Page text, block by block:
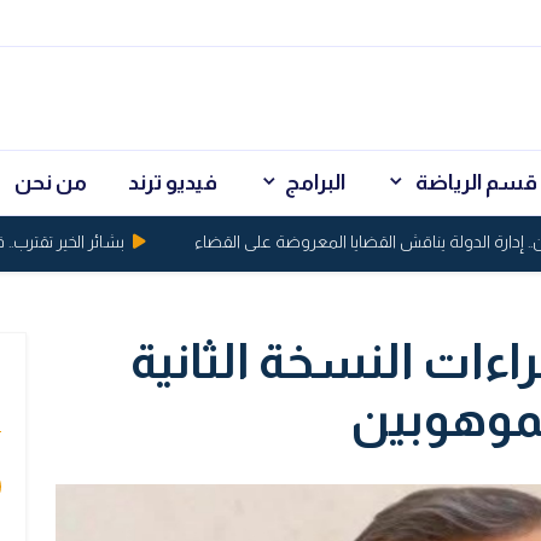
قسم الرياضة البرامج فيديو ترند من نحن
الدولة يناقش القضايا المعروضة على القضاء بشائر الخير تقترب..
النسخة الثانية